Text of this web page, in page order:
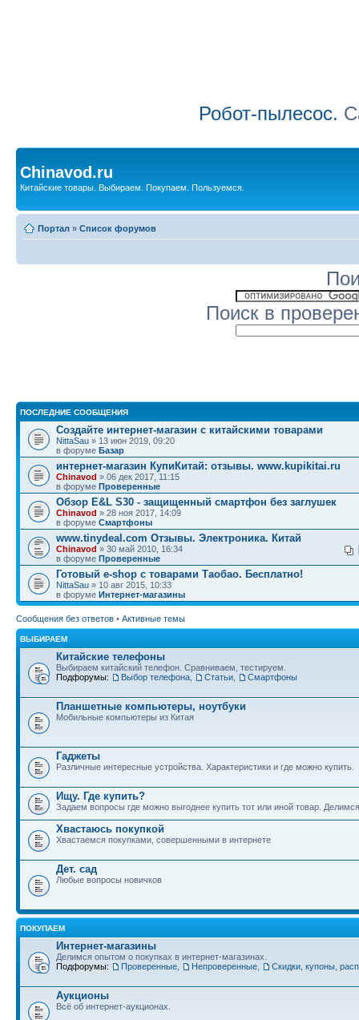
Робот-пылесос.
Chinavod.ru
Китайские товары. Выбираем. Покупаем. Пользуемся.
Портал » Список форумов
Поиск в
ПОСЛЕДНИЕ СООБЩЕНИЯ
Создайте интернет-магазин с китайскими товарами
NittaSau » 13 июн 2019, 09:20
в форуме Базар
интернет-магазин КупиКитай: отзывы. www.kupikitai.ru
Chinavod » 06 дек 2017, 11:15
в форуме Проверенные
Обзор E&L S30 - защищенный смартфон без заглушек
Chinavod » 28 ноя 2017, 14:09
в форуме Смартфоны
www.tinydeal.com Отзывы. Электроника. Китай
Chinavod » 30 май 2010, 16:34
в форуме Проверенные
Готовый e-shop с товарами Таобао. Бесплатно!
NittaSau » 10 авг 2015, 10:33
в форуме Интернет-магазины
Сообщения без ответов • Активные темы
ВЫБИРАЕМ
Китайские телефоны
Выбираем китайский телефон. Сравниваем, тестируем.
Подфорумы:
Выбор телефона Статьи Смартфоны
Планшетные компьютеры, ноутбуки
Мобильные компьютеры из Китая
Гаджеты
Различные интересные устройства. Характеристики и где можно купить.
Ищу. Где купить?
Задаем вопросы где можно выгоднее купить тот или иной товар.
Хвастаюсь покупкой
Хвастаемся покупками, совершенными в интернете
Дет. сад
Любые вопросы новичков
ПОКУПАЕМ
Интернет-магазины
Делимся опытом о покупках в интернет-магазинах.
Подфорумы:
Проверенные Непроверенные Скидки, купоны,
Аукционы
Всё об интернет-аукционах.